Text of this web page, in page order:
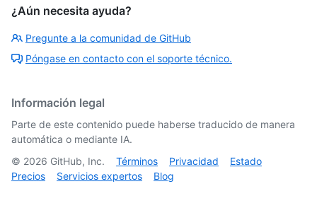
¿Aún necesita ayuda?
Pregunte a la comunidad de GitHub
Póngase en contacto con el soporte técnico.
Información legal
Parte de este contenido puede haberse traducido de manera
automática o mediante IA.
© 2026 GitHub, Inc. Términos Privacidad
Estado
Precios
Servicios expertos Blog